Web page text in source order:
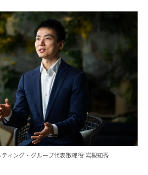
ィング・グループ代表取締役 岩槻知秀